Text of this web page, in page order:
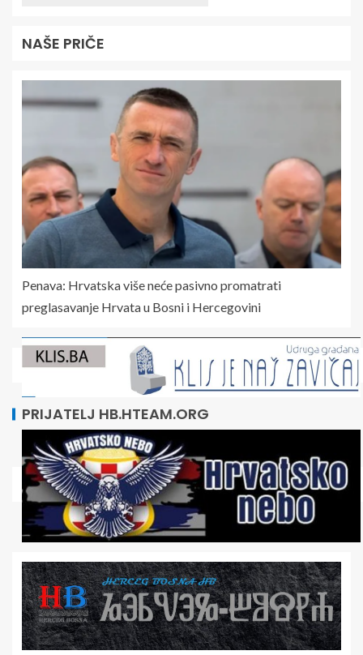
NAŠE PRIČE
Penava: Hrvatska više neće pasivno promatrati
preglasavanje Hrvata u Bosni i Hercegovini
PRIJATELJ HB.HTEAM.ORG